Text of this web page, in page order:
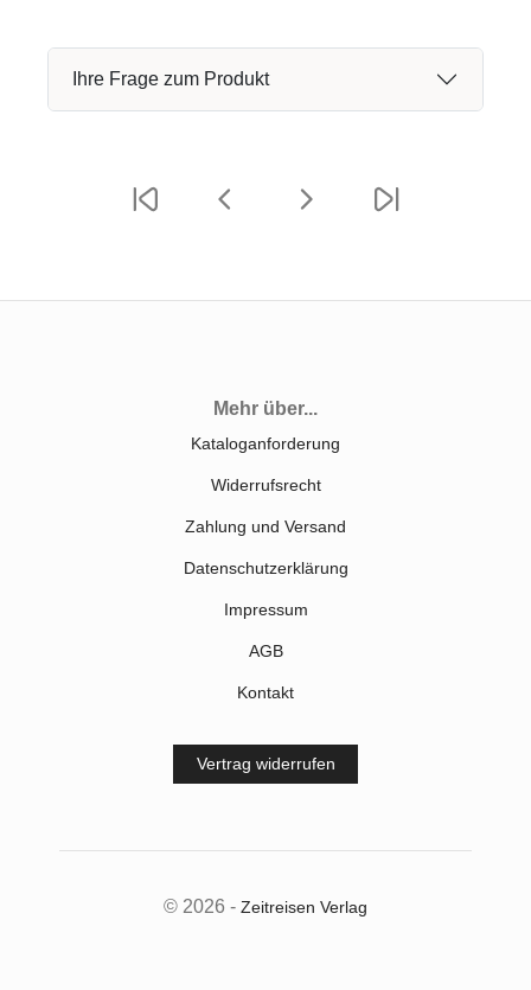
Ihre Frage zum Produkt
Mehr über...
Kataloganforderung
Widerrufsrecht
Zahlung und Versand
Datenschutzerklärung
Impressum
AGB
Kontakt
Vertrag widerrufen
© 2026 - Zeitreisen Verlag